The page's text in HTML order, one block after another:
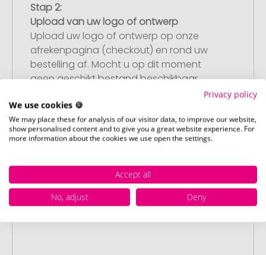
Stap 2:
Upload van uw logo of ontwerp
Upload uw logo of ontwerp op onze
afrekenpagina (checkout) en rond uw
bestelling af. Mocht u op dit moment
geen geschikt bestand beschikbaar
hebben, dan kunt u dit later aanleveren.
Stap 3:
U ontvangt van ons een gratis
drukvoorbeeld met uw ontwerp. Zodra u
dit heeft goedgekeurd, starten wij direct
Privacy policy
We use cookies 🍪
We may place these for analysis of our visitor data, to improve our website,
show personalised content and to give you a great website experience. For
more information about the cookies we use open the settings.
Accept all
No, adjust
Deny